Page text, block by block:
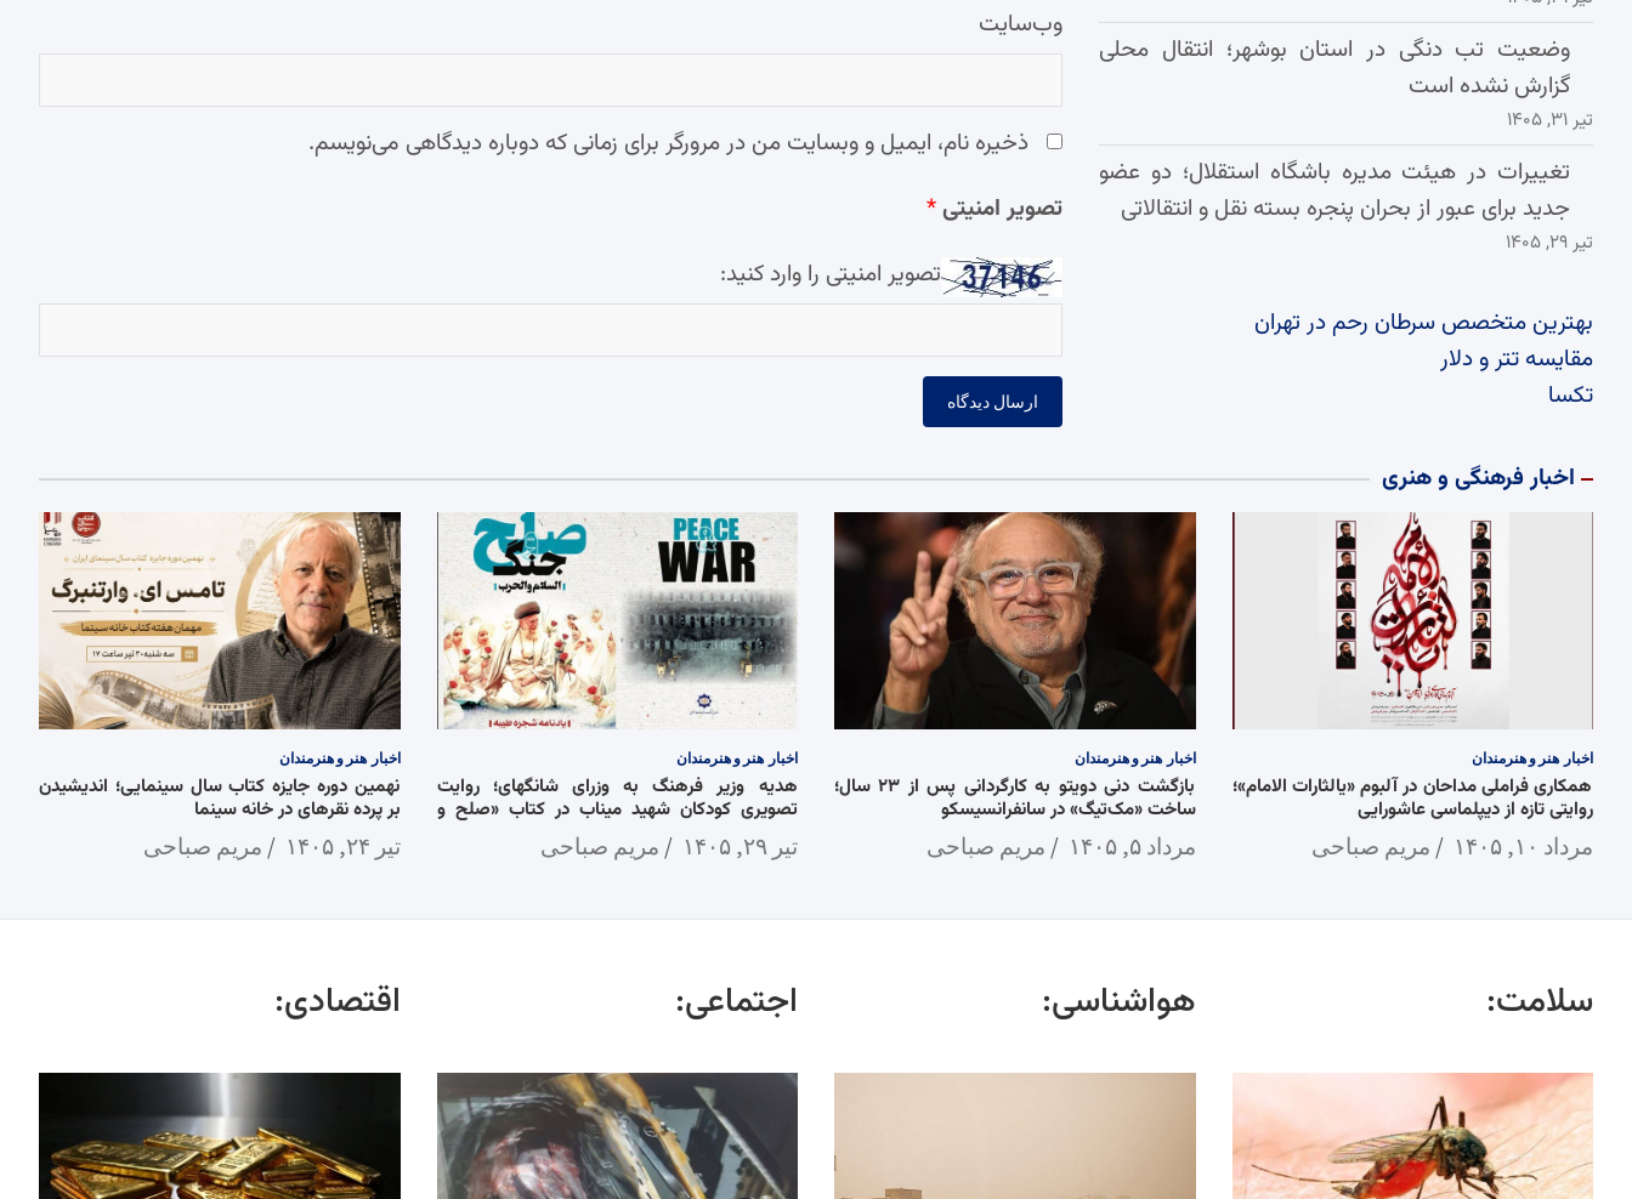
وب‌سایت
ذخیره نام، ایمیل و وبسایت من در مرورگر برای زمانی که دوباره دیدگاهی می‌نویسم.
تصویر امنیتی*
تصویر امنیتی را وارد کنید:
وضعیت تب دنگی در استان بوشهر؛ انتقال محلی
گزارش نشده است
تیر ۳۱, ۱۴۰۵
تغییرات در هیئت مدیره باشگاه استقلال؛ دو عضو
جدید برای عبور از بحران پنجره بسته نقل و انتقالاتی
تیر ۲۹, ۱۴۰۵
بهترین متخصص سرطان رحم در تهران
مقایسه تتر و دلار
تکسا
اخبار فرهنگی و هنری
اخبار هنر و هنرمندان
همکاری فراملی مداحان در آلبوم «یالثارات الامام»؛
روایتی تازه از دیپلماسی عاشورایی
مرداد ۱۰, ۱۴۰۵ مریم صباحی
اخبار هنر و هنرمندان
بازگشت دنی دویتو به کارگردانی پس از ۲۳ سال؛
ساخت «مک‌تیگ» در سانفرانسیسکو
مرداد ۵, ۱۴۰۵ مریم صباحی
اخبار هنر و هنرمندان
هدیه وزیر فرهنگ به وزرای شانگهای؛ روایت
تصویری کودکان شهید میناب در کتاب «صلح و
تیر ۲۹, ۱۴۰۵ مریم صباحی
اخبار هنر و هنرمندان
نهمین دوره جایزه کتاب سال سینمایی؛ اندیشیدن
بر پرده نقرهای در خانه سینما
تیر ۲۴, ۱۴۰۵ مریم صباحی
سلامت: هواشناسی: اجتماعی: اقتصادی: